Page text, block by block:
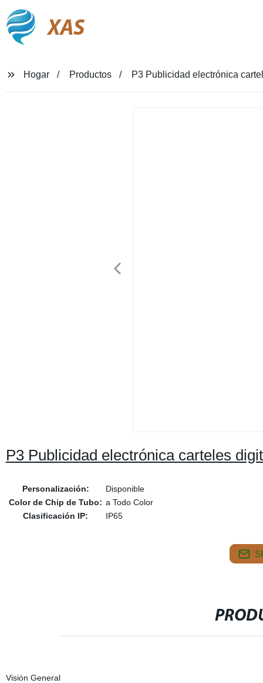
XAS
Hogar Productos P3 Publicidad electrónica
P3 Publicidad electrónica carteles
Personalización:
Disponible
Color de Chip de Tubo: a Todo Color
Clasificación IP:
IP65
Visión General